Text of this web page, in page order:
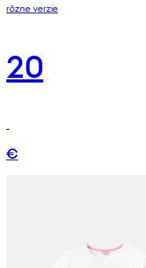
rôzne verzie
20
€